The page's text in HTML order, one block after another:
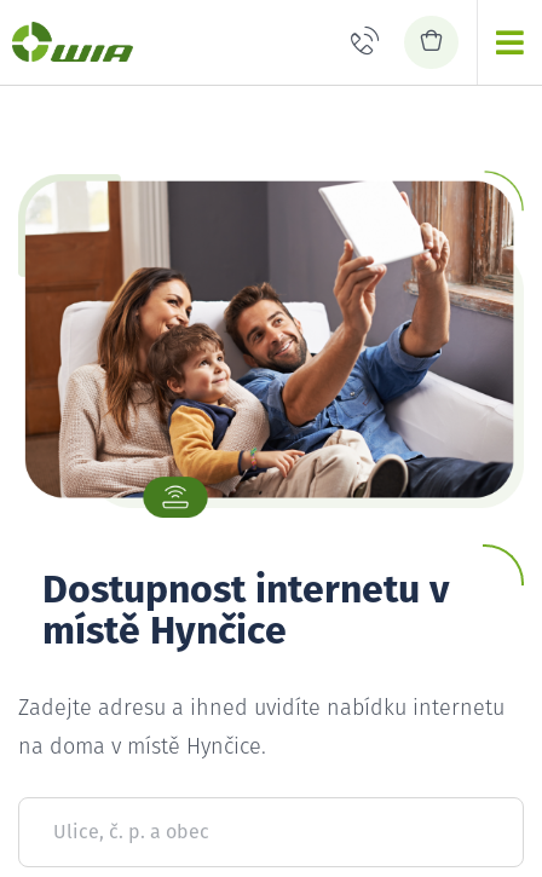
Dostupnost internetu v
místě Hynčice
Zadejte adresu a ihned uvidíte nabídku internetu
na doma v místě Hynčice.
Ulice, č. p. a obec